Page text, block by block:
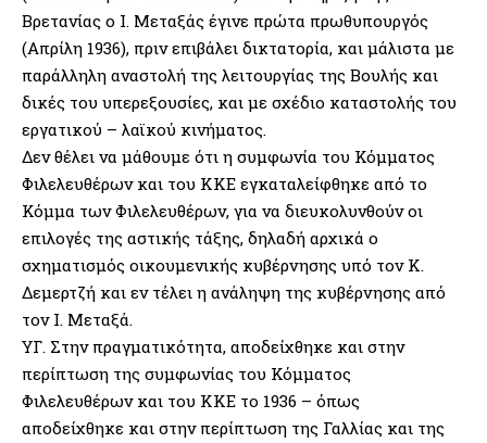
Βρετανίας ο Ι. Μεταξάς έγινε πρώτα πρωθυπουργός
(Απρίλη 1936), πριν επιβάλει δικτατορία, και μάλιστα με
παράλληλη αναστολή της λειτουργίας της Βουλής και
δικές του υπερεξουσίες, και με σχέδιο καταστολής του
εργατικού – λαϊκού κινήματος.
Δεν θέλει να μάθουμε ότι η συμφωνία του Κόμματος
Φιλελευθέρων και του ΚΚΕ εγκαταλείφθηκε από το
Κόμμα των Φιλελευθέρων, για να διευκολυνθούν οι
επιλογές της αστικής τάξης, δηλαδή αρχικά ο
σχηματισμός οικουμενικής κυβέρνησης υπό τον Κ.
Δεμερτζή και εν τέλει η ανάληψη της κυβέρνησης από
τον Ι. Μεταξά.
ΥΓ. Στην πραγματικότητα, αποδείχθηκε και στην
περίπτωση της συμφωνίας του Κόμματος
Φιλελευθέρων και του ΚΚΕ το 1936 – όπως
αποδείχθηκε και στην περίπτωση της Γαλλίας και της